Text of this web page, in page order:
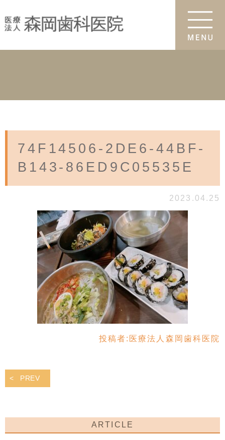
74F14506-2DE6-44BF-
B143-86ED9C05535E
2023.04.25
投稿者: 医療法人森岡歯科医院
PREV
ARTICLE